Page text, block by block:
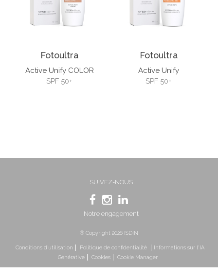
Fotoultra
Active Unify COLOR
SPF 50+
Fotoultra
Active Unify
SPF 50+
SUIVEZ-NOUS
Notre engagement
® Copyright 2026 ISDIN
Conditions d’utilisation Politique de confidentialité
Informations sur l'IA
Générative
Cookies Cookie Manager